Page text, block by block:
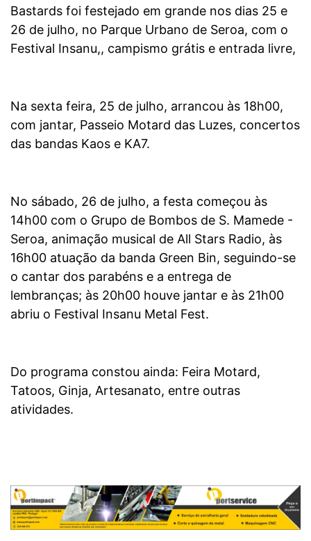
Bastards foi festejado em grande nos dias 25 e
26 de julho, no Parque Urbano de Seroa, com o
Festival Insanu,, campismo grátis e entrada livre,
Na sexta feira, 25 de julho, arrancou às 18h00,
com jantar, Passeio Motard das Luzes, concertos
das bandas Kaos e KA7.
No sábado, 26 de julho, a festa começou às
14h00 com o Grupo de Bombos de S. Mamede -
Seroa, animação musical de All Stars Radio, às
16h00 atuação da banda Green Bin, seguindo-se
o cantar dos parabéns e a entrega de
lembranças; às 20h00 houve jantar e às 21h00
abriu o Festival Insanu Metal Fest.
Do programa constou ainda: Feira Motard,
Tatoos, Ginja, Artesanato, entre outras
atividades.